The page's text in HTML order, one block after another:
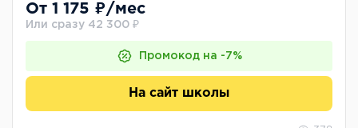
От 1 175 ₽/мес
Или сразу 42 300 ₽
Промокод на -7%
На сайт школы